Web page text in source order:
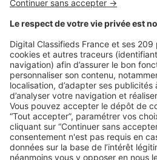
BUSINESS
Boost Social Immo : la
piloter et amplifier la
annonces sur les